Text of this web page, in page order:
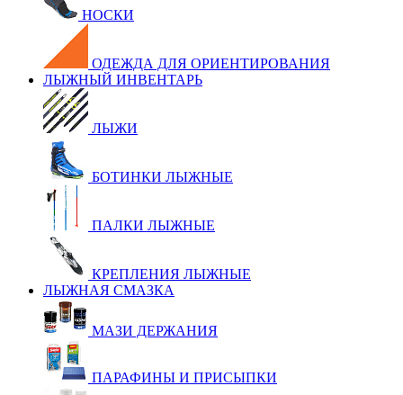
НОСКИ
ОДЕЖДА ДЛЯ ОРИЕНТИРОВАНИЯ
ЛЫЖНЫЙ ИНВЕНТАРЬ
ЛЫЖИ
БОТИНКИ ЛЫЖНЫЕ
ПАЛКИ ЛЫЖНЫЕ
КРЕПЛЕНИЯ ЛЫЖНЫЕ
ЛЫЖНАЯ СМАЗКА
МАЗИ ДЕРЖАНИЯ
ПАРАФИНЫ И ПРИСЫПКИ